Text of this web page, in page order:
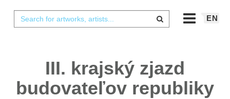
EN
III. krajský zjazd
budovateľov republiky